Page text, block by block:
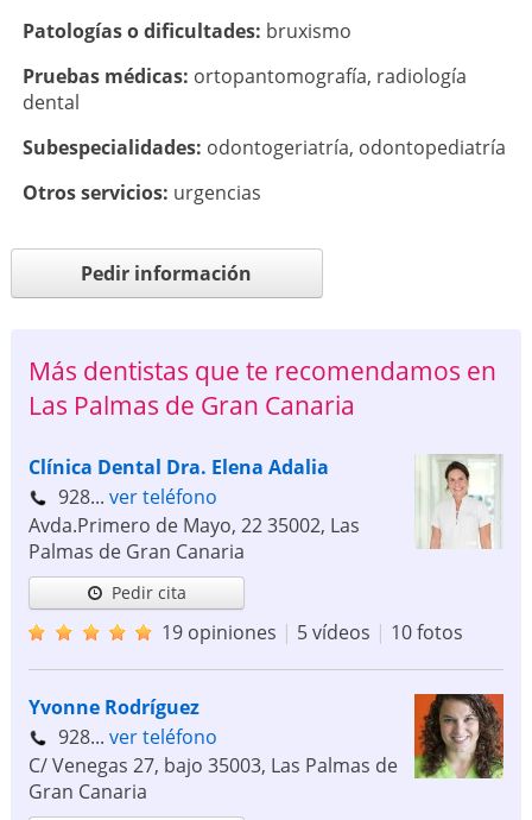
Patologí­as o dificultades: bruxismo
Pruebas médicas: ortopantomografía, radiología
dental
Subespecialidades: odontogeriatría, odontopediatría
Otros servicios: urgencias
Pedir información
Más dentistas que te recomendamos en
Las Palmas de Gran Canaria
Clínica Dental Dra. Elena Adalia
928... ver teléfono
Avda.Primero de Mayo, 2235002, Las
Palmas de Gran Canaria
Pedir cita
19 opiniones | 5 vídeos | 10 fotos
Yvonne Rodríguez
928... ver teléfono
C/ Venegas 27, bajo 35003, Las Palmas de
Gran Canaria